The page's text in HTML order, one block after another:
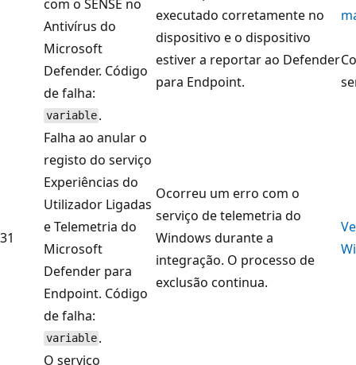
com o SENSE no
Antivírus do
Microsoft
Defender. Código
de falha:
variable .
executado corretamente no
dispositivo e o dispositivo
estiver a reportar ao Defender
para Endpoint.
31
Falha ao anular o
registo do serviço
Experiências do
Utilizador Ligadas
e Telemetria do
Microsoft
Defender para
Endpoint. Código
de falha:
variable .
Ocorreu um erro com o
serviço de telemetria do
Windows durante a
integração. O processo de
exclusão continua.
O serviço